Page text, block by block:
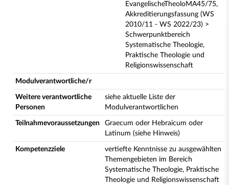
EvangelischeTheoloMA45/75,
Akkreditierungsfassung (WS
2010/11 - WS 2022/23) >
Schwerpunktbereich
Systematische Theologie,
Praktische Theologie und
Religionswissenschaft
Modulverantwortliche/r
Weitere verantwortliche
Personen
siehe aktuelle Liste der
Modulverantwortlichen
Teilnahmevoraussetzungen
Graecum oder Hebraicum oder
Latinum (siehe Hinweis)
Kompetenzziele
vertiefte Kenntnisse zu ausgewählten
Themengebieten im Bereich
Systematische Theologie, Praktische
Theologie und Religionswissenschaft